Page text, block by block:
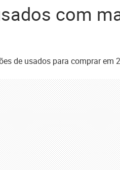
com
de usados para comprar em